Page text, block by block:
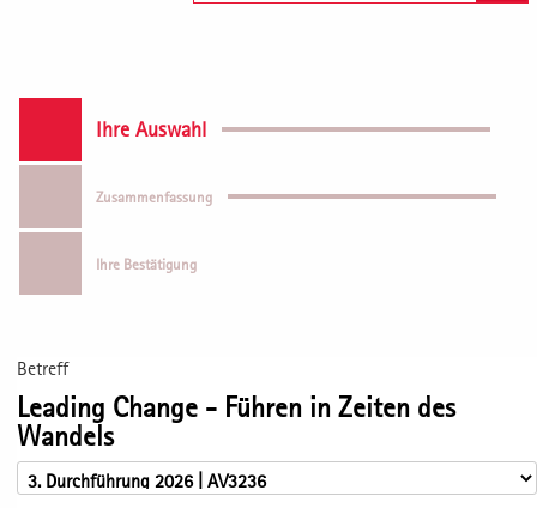
Ihre Auswahl
Zusammenfassung
Ihre Bestätigung
Betreff
Leading Change - Führen in Zeiten des
Wandels